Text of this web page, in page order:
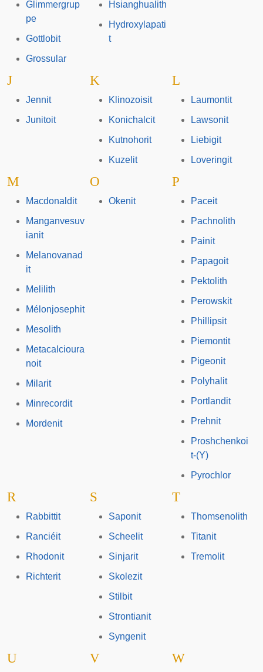
Glimmergrup
pe
Gottlobit
Grossular
Hsianghualith
Hydroxylapati
t
J
Jennit
Junitoit
K
Klinozoisit
Konichalcit
Kutnohorit
Kuzelit
L
Laumontit
Lawsonit
Liebigit
Loveringit
M
Macdonaldit
Manganvesuv
ianit
Melanovanad
it
Melilith
Mélonjosephit
Mesolith
Metacalcioura
noit
Milarit
Minrecordit
Mordenit
O
Okenit
P
Paceit
Pachnolith
Painit
Papagoit
Pektolith
Perowskit
Phillipsit
Piemontit
Pigeonit
Polyhalit
Portlandit
Prehnit
Proshchenkoi
t-(Y)
Pyrochlor
R
Rabbittit
Ranciéit
Rhodonit
Richterit
S
Saponit
Scheelit
Sinjarit
Skolezit
Stilbit
Strontianit
Syngenit
T
Thomsenolith
Titanit
Tremolit
U V W